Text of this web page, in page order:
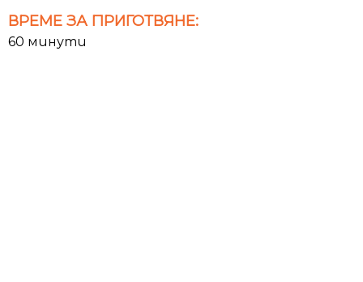
ВРЕМЕ ЗА ПРИГОТВЯНЕ:
60 минути